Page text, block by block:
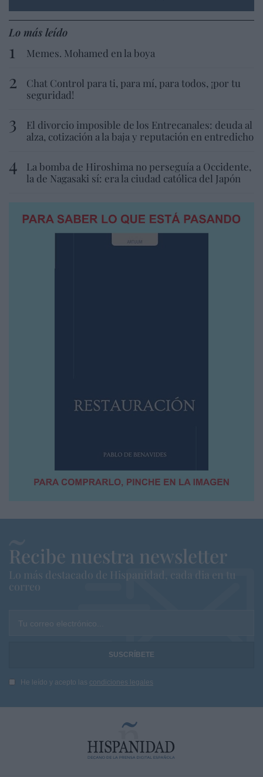
Lo más leído
Memes. Mohamed en la boya
Chat Control para ti, para mí, para todos, ¡por tu
seguridad!
El divorcio imposible de los Entrecanales: deuda al
alza, cotización a la baja y reputación en entredicho
La bomba de Hiroshima no perseguía a Occidente,
la de Nagasaki sí: era la ciudad católica del Japón
Recibe nuestra newsletter
Lo más destacado de Hispanidad, cada dia en tu
correo
Tu correo electrónico...
He leído y acepto las condiciones legales